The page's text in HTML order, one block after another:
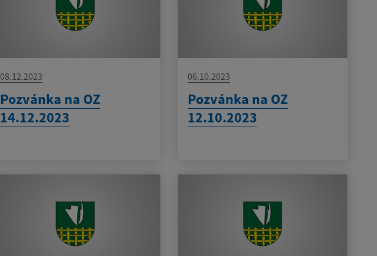
08.12.2023
Pozvánka na OZ
14.12.2023
06.10.2023
Pozvánka na OZ
12.10.2023